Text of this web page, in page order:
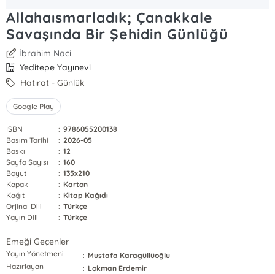
Allahaısmarladık; Çanakkale
Savaşında Bir Şehidin Günlüğü
İbrahim Naci
Yeditepe Yayınevi
Hatırat - Günlük
Google Play
ISBN : 9786055200138
Basım Tarihi
: 2026-05
Baskı
: 12
Sayfa Sayısı
: 160
Boyut
: 135x210
Kapak
: Karton
Kağıt
: Kitap Kağıdı
Orjinal Dili
: Türkçe
Yayın Dili
: Türkçe
Emeği Geçenler
Yayın Yönetmeni : Mustafa Karagüllüoğlu
Hazırlayan
: Lokman Erdemir